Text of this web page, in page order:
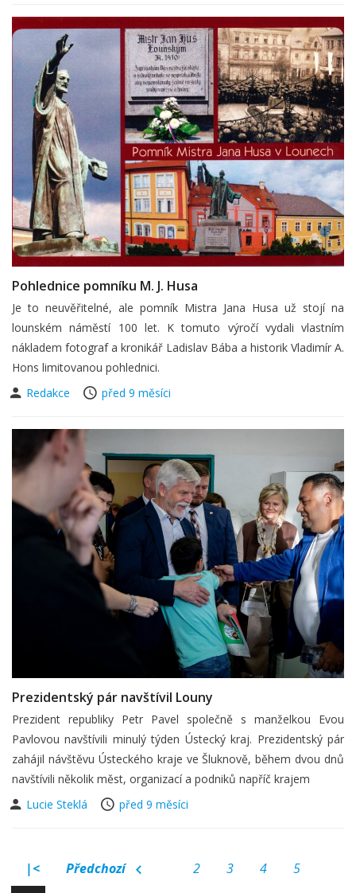
Pohlednice pomníku M. J. Husa
Je to neuvěřitelné, ale pomník Mistra Jana Husa už stojí na
lounském náměstí 100 let. K tomuto výročí vydali vlastním
nákladem fotograf a kronikář Ladislav Bába a historik Vladimír A.
Hons limitovanou pohlednici.
Redakce
před 9 měsíci
Prezidentský pár navštívil Louny
Prezident republiky Petr Pavel společně s manželkou Evou
Pavlovou navštívili minulý týden Ústecký kraj. Prezidentský pár
zahájil návštěvu Ústeckého kraje ve Šluknově, během dvou dnů
navštívili několik měst, organizací a podniků napříč krajem
Lucie Steklá
před 9 měsíci
|< Předchozí 2 3 4
5